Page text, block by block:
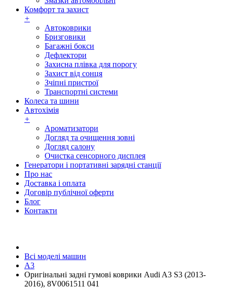
Комфорт та захист
+
Автоковрики
Бризговики
Багажні бокси
Дефлектори
Захисна плівка для порогу
Захист від сонця
Зчіпні пристрої
Транспортні системи
Колеса та шини
Автохімія
+
Ароматизатори
Догляд та очищення зовні
Догляд салону
Очистка сенсорного дисплея
Генератори і портативні зарядні станції
Про нас
Доставка і оплата
Договір публічної оферти
Блог
Контакти
Всі моделі машин
A3
Оригінальні задні гумові коврики Audi A3 S3 (2013-
2016), 8V0061511 041